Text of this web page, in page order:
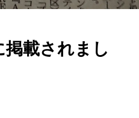
載されまし